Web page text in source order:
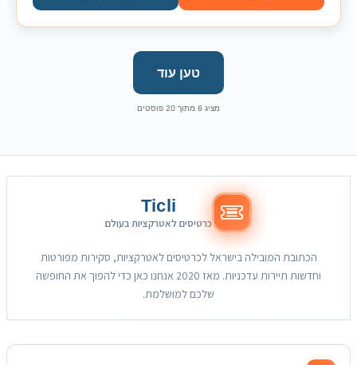
טען עוד
מציג 6 מתוך 20 פוסטים
Ticli
כרטיסים לאטרקציות בעולם
הכתובת המובילה בישראל לכרטיסים לאטרקציות, סקירות מפורטות
וחדשות תיירות עדכניות. מאז 2020 אנחנו כאן כדי להפוך את החופשה
שלכם למושלמת.